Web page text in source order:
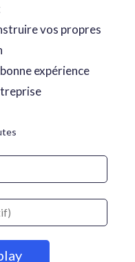
vos propres
expérience